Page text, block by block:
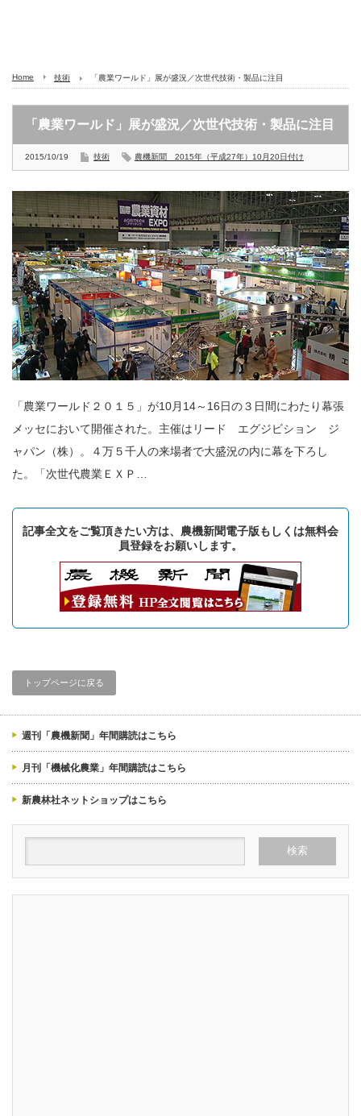
Home 技術 「農業ワールド」展が盛況／次世代技術・製品に注目
「農業ワールド」展が盛況／次世代技術・製品に注目
2015/10/19 技術 農機新聞 2015年（平成27年）10月20日付け
「農業ワールド２０１５」が10月14～16日の３日間にわたり幕張
メッセにおいて開催された。主催はリード エグジビション ジ
ャパン（株）。４万５千人の来場者で大盛況の内に幕を下ろし
た。「次世代農業ＥＸＰ…
記事全文をご覧頂きたい方は、農機新聞電子版もしくは無料会
員登録をお願いします。
トップページに戻る
週刊「農機新聞」年間購読はこちら
月刊「機械化農業」年間購読はこちら
新農林社ネットショップはこちら